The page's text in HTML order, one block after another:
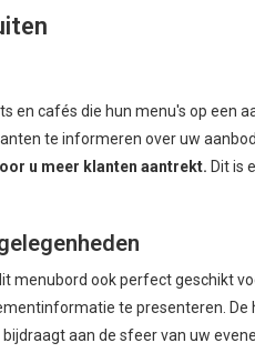
en cafés die hun menu's op een
te informeren over uw
u meer klanten aantrekt. Dit is
menubord ook perfect geschikt
te presenteren.
aan de sfeer van uw